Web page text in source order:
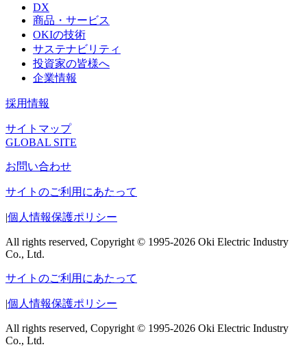
DX
商品・サービス
OKIの技術
サステナビリティ
投資家の皆様へ
企業情報
採用情報
サイトマップ
GLOBAL SITE
お問い合わせ
サイトのご利用にあたって
|個人情報保護ポリシー
All rights reserved, Copyright © 1995-2026 Oki Electric Industry
Co., Ltd.
サイトのご利用にあたって
|個人情報保護ポリシー
All rights reserved, Copyright © 1995-2026 Oki Electric Industry
Co., Ltd.